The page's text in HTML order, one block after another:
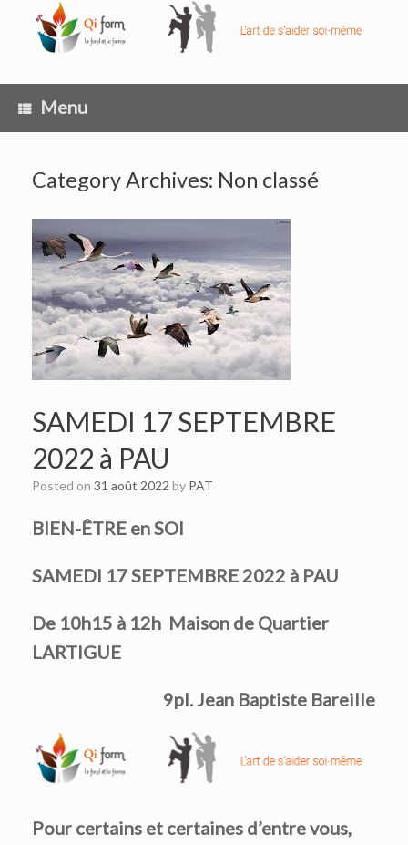
content
Menu
Category Archives: Non classé
SAMEDI 17 SEPTEMBRE
2022 à PAU
Posted on 31 août 2022 by PAT
BIEN-ÊTRE en SOI
SAMEDI 17 SEPTEMBRE 2022 à PAU
De 10h15 à 12h Maison de Quartier
LARTIGUE
9pl. Jean Baptiste Bareille
Pour certains et certaines d’entre vous,